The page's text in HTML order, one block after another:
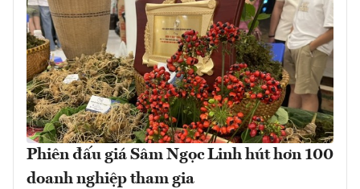
Phiên đấu giá Sâm Ngọc Linh hút hơn 100
doanh nghiệp tham gia